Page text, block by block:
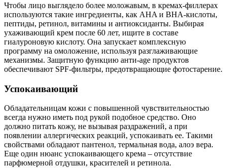
Чтобы лицо выглядело более моложавым, в кремах-филлерах
используются такие ингредиенты, как AHA и BHA-кислоты,
пептиды, ретинол, витамины и антиоксиданты. Выбирая
ухаживающий крем после 60 лет, ищите в составе
гиалуроновую кислоту. Она запускает комплексную
программу на омоложение, используя разглаживающие
механизмы. Защитную функцию анти-age продуктов
обеспечивают SPF-фильтры, предотвращающие фотостарение.
Успокаивающий
Обладательницам кожи с повышенной чувствительностью
всегда нужно иметь под рукой подобное средство. Оно
должно питать кожу, не вызывая раздражений, а при
появлении аллергических реакций, успокаивать ее. Такими
свойствами обладают пантенол, термальная вода, алоэ вера.
Еще один нюанс успокаивающего крема – отсутствие
парфюмерной отдушки, красителей и ретинола.